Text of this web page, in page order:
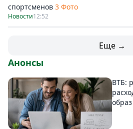
спортсменов 3 Фото
Новости12:52
Еще →
Анонсы
ВТБ: